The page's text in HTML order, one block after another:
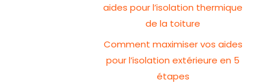
aides pour l’isolation thermique
de la toiture
Comment maximiser vos aides
pour l’isolation extérieure en 5
étapes